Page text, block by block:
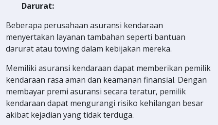
Darurat:
Beberapa perusahaan asuransi kendaraan
menyertakan layanan tambahan seperti bantuan
darurat atau towing dalam kebijakan mereka.
Memiliki asuransi kendaraan dapat memberikan pemilik
kendaraan rasa aman dan keamanan finansial. Dengan
membayar premi asuransi secara teratur, pemilik
kendaraan dapat mengurangi risiko kehilangan besar
akibat kejadian yang tidak terduga.